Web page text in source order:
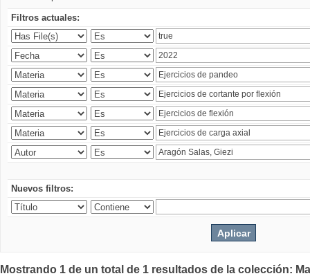
Filtros actuales:
Nuevos filtros:
Mostrando 1 de un total de 1 resultados de la colección: